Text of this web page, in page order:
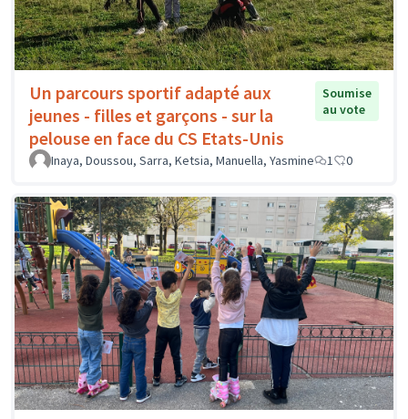
Un parcours sportif adapté aux
jeunes - filles et garçons - sur la
pelouse en face du CS Etats-Unis
Soumise
au vote
Inaya, Doussou, Sarra, Ketsia, Manuella, Yasmine 1 0